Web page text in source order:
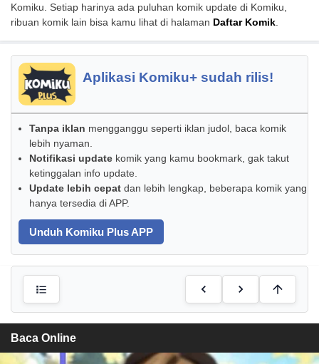
Komiku. Setiap harinya ada puluhan komik update di Komiku,
ribuan komik lain bisa kamu lihat di halaman Daftar Komik.
Aplikasi Komiku+ sudah rilis!
Tanpa iklan mengganggu seperti iklan judol, baca komik
lebih nyaman.
Notifikasi update komik yang kamu bookmark, gak takut
ketinggalan info update.
Update lebih cepat dan lebih lengkap, beberapa komik yang
hanya tersedia di APP.
Unduh Komiku Plus APP
Baca Online